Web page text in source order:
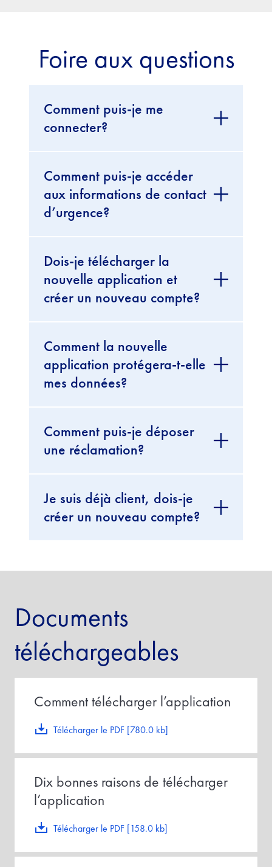
Foire aux questions
Comment puis-je me
connecter?
Comment puis-je accéder
aux informations de contact
d’urgence?
Dois-je télécharger la
nouvelle application et
créer un nouveau compte?
Comment la nouvelle
application protégera-t-elle
mes données?
Comment puis-je déposer
une réclamation?
Je suis déjà client, dois-je
créer un nouveau compte?
Documents
téléchargeables
Télécharger le PDF [780.0 kb]
Comment télécharger l’application
Télécharger le PDF [158.0 kb]
Dix bonnes raisons de télécharger
l’application